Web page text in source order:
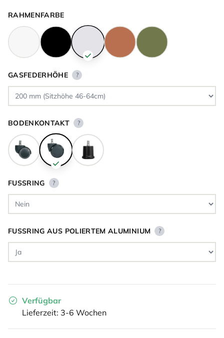
RAHMENFARBE
GASFEDERHÖHE ?
BODENKONTAKT ?
FUSSRING ?
FUSSRING AUS POLIERTEM ALUMINIUM ?
Verfügbar
Lieferzeit: 3-6 Wochen